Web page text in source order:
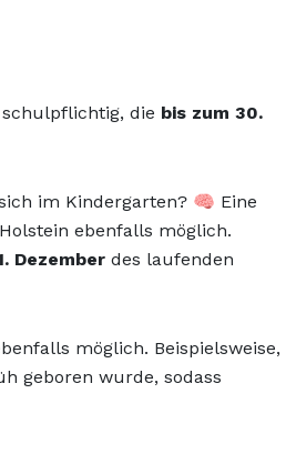
die bis zum 30.
im Kindergarten? 🧠 Eine
ebenfalls möglich.
Dezember des laufenden
möglich. Beispielsweise,
geboren wurde, sodass